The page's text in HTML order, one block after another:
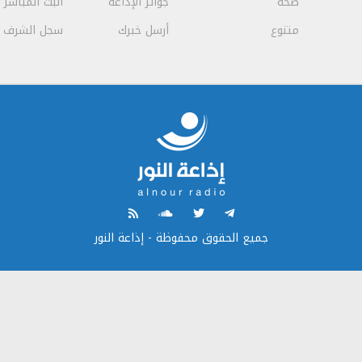
متنوع
أرسل خبرك
سجل الشرف
جميع الحقوق محفوظة - إذاعة النور